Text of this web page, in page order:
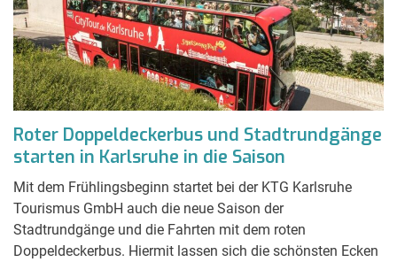
Roter Doppeldeckerbus und Stadtrundgänge
starten in Karlsruhe in die Saison
Mit dem Frühlingsbeginn startet bei der KTG Karlsruhe
Tourismus GmbH auch die neue Saison der
Stadtrundgänge und die Fahrten mit dem roten
Doppeldeckerbus. Hiermit lassen sich die schönsten Ecken